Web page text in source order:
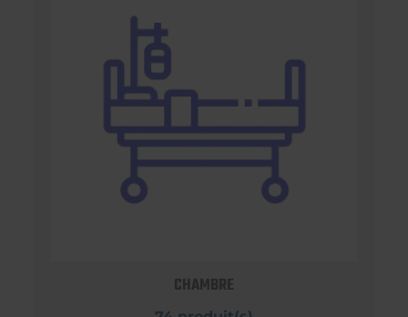
CHAMBRE